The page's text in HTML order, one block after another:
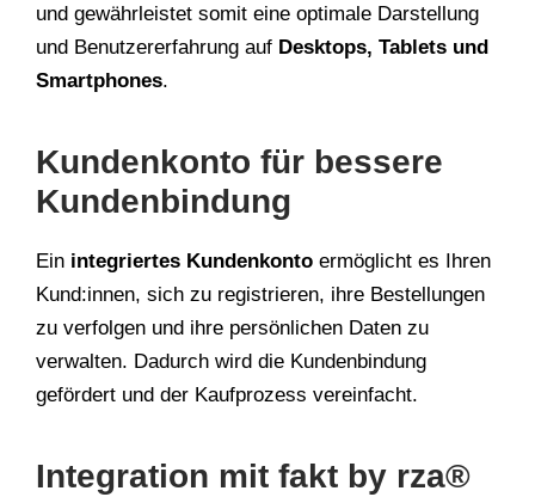
und gewährleistet somit eine optimale Darstellung
und Benutzererfahrung auf Desktops, Tablets und
Smartphones.
Kundenkonto für bessere
Kundenbindung
Ein integriertes Kundenkonto ermöglicht es Ihren
Kund:innen, sich zu registrieren, ihre Bestellungen
zu verfolgen und ihre persönlichen Daten zu
verwalten. Dadurch wird die Kundenbindung
gefördert und der Kaufprozess vereinfacht.
Integration mit fakt by rza®